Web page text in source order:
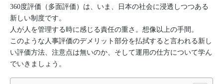
360度評価（多面評価）は、いま、日本の社会に浸透しつつある
新しい制度です。
人が人を管理する時に感じる責任の重さ。想像以上の手間。
このような人事評価のデメリット部分を払拭すると言われる新し
い評価方法、注意点は無いのか、そして運用の仕方について学ん
でいきましょう。